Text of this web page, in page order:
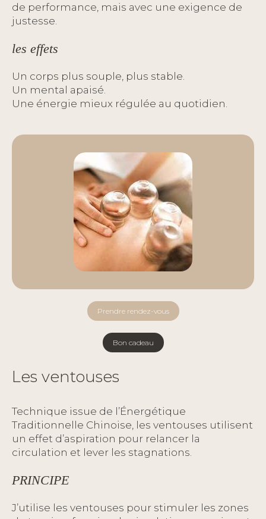
de performance, mais avec une exigence de
justesse.
les effets
Un corps plus souple, plus stable.
Un mental apaisé.
Une énergie mieux régulée au quotidien.
Prendre rendez-vous
Bon cadeau
Les ventouses
Technique issue de l’Énergétique
Traditionnelle Chinoise, les ventouses utilisent
un effet d’aspiration pour relancer la
circulation et lever les stagnations.
PRINCIPE
J’utilise les ventouses pour stimuler les zones